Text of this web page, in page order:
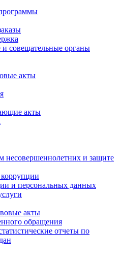
совещательные органы
акты
акты
несовершеннолетних и защите
и персональных данных
акты
обращения
отчеты по